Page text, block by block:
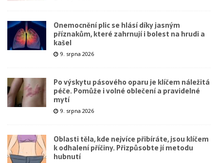
Onemocnění plic se hlásí díky jasným
příznakům, které zahrnují i bolest na hrudi a
kašel
9. srpna 2026
Po výskytu pásového oparu je klíčem náležitá
péče. Pomůže i volné oblečení a pravidelné
mytí
9. srpna 2026
Oblasti těla, kde nejvíce přibíráte, jsou klíčem
k odhalení příčiny. Přizpůsobte jí metodu
hubnutí